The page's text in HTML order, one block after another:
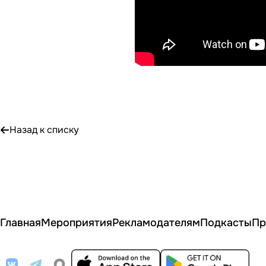
Назад к списку
ГлавнаяМероприятияРекламодателямПодкасты